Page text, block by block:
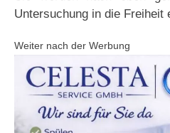
Untersuchung in die Freiheit
Weiter nach der Werbung